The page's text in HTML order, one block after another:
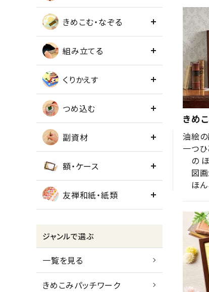
きめこむ・なぞる
組み立てる
くりかえす
つめ込む
副資材
額・ケース
友禅和紙・紙類
ジャンルで選ぶ
一覧を見る
きめこみパッチワーク
きめ
油絵の
一つひ
の
図画
ほん